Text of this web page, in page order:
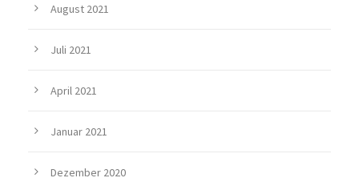
August 2021
Juli 2021
April 2021
Januar 2021
Dezember 2020